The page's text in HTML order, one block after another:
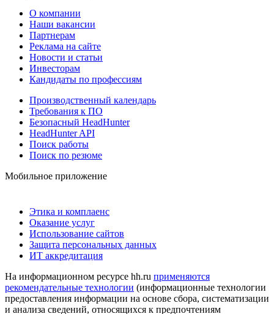
О компании
Наши вакансии
Партнерам
Реклама на сайте
Новости и статьи
Инвесторам
Кандидаты по профессиям
Производственный календарь
Требования к ПО
Безопасный HeadHunter
HeadHunter API
Поиск работы
Поиск по резюме
Мобильное приложение
Этика и комплаенс
Оказание услуг
Использование сайтов
Защита персональных данных
ИТ аккредитация
На информационном ресурсе hh.ru применяются
рекомендательные технологии (информационные технологии
предоставления информации на основе сбора, систематизации
и анализа сведений, относящихся к предпочтениям